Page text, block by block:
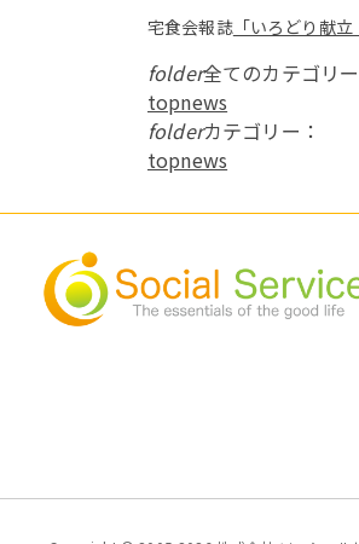
宅食会報誌「いろどり献立
folder全てのカテゴリ
topnews
folderカテゴリー：
topnews